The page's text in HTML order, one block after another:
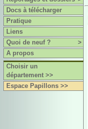
Docs à télécharger
Pratique
Liens
Quoi de neuf ?
>
A propos
Choisir un
département >>
Espace Papillons >>